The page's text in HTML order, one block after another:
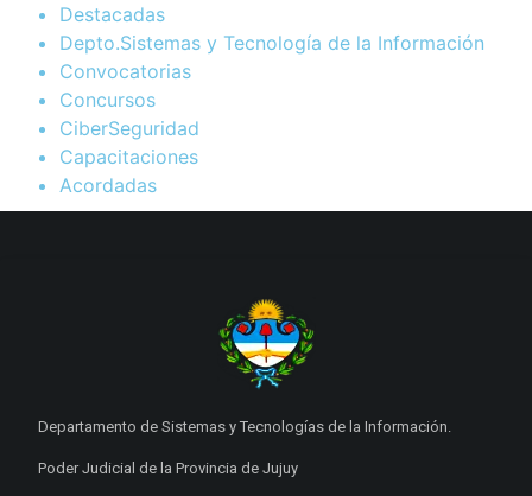
Destacadas
Depto.Sistemas y Tecnología de la Información
Convocatorias
Concursos
CiberSeguridad
Capacitaciones
Acordadas
Departamento de Sistemas y Tecnologías de la Información.
Poder Judicial de la Provincia de Jujuy